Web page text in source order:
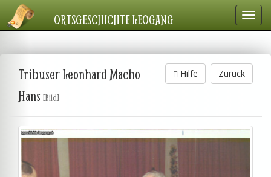
ORTSGESCHICHTE LEOGANG
Zurück
Hilfe
Tribuser Leonhard Macho
Hans [Bild]